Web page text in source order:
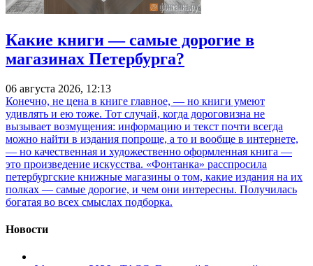
Какие книги — самые дорогие в
магазинах Петербурга?
06 августа 2026, 12:13
Конечно, не цена в книге главное, — но книги умеют
удивлять и ею тоже. Тот случай, когда дороговизна не
вызывает возмущения: информацию и текст почти всегда
можно найти в издания попроще, а то и вообще в интернете,
— но качественная и художественно оформленная книга —
это произведение искусства. «Фонтанка» расспросила
петербургские книжные магазины о том, какие издания на их
полках — самые дорогие, и чем они интересны. Получилась
богатая во всех смыслах подборка.
Новости